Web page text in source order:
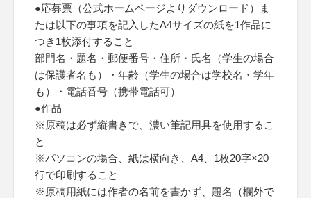
●応募票（公式ホームページよりダウンロード）ま
たは以下の事項を記入したA4サイズの紙を1作品に
つき1枚添付すること
部門名・題名・郵便番号・住所・氏名（学生の場合
は保護者名も）・年齢（学生の場合は学校名・学年
も）・電話番号（携帯電話可）
●作品
※原稿は必ず縦書きで、濃い筆記用具を使用するこ
と
※パソコンの場合、紙は横向き、A4、1枚20字×20
行で印刷すること
※原稿用紙には作者の名前を書かず、題名（欄外で